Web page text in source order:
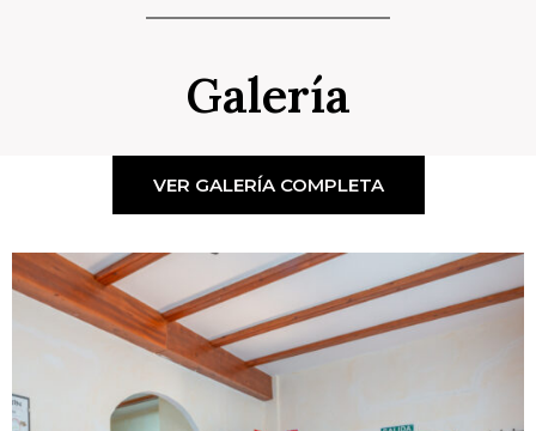
Galería
VER GALERÍA COMPLETA